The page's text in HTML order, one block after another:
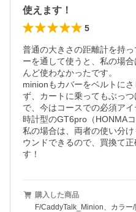
使えます！
5
普通の大きさの距離計を持
ーを通して使うと、私の場
んど使わなかったです。
minionもカバーをベルトに
ず、カートに乗ってもぶっ
で、今はコースでの必須アイ
時計型のGT6pro（HONMA
私の場合は、両者の使い分
ウンドできるので、買換て
す！
購入した商品
F/CaddyTalk_Minion、カラー